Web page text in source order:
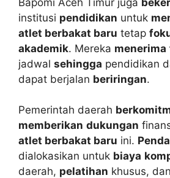
institusi pendidikan untuk
atlet berbakat baru tetap
akademik. Mereka menerima
jadwal sehingga pendidikan
dapat berjalan beriringan.
Pemerintah daerah
memberikan dukungan
atlet berbakat baru ini.
dialokasikan untuk biaya
daerah, pelatihan khusus, dan